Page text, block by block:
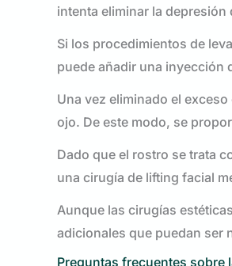
intenta eliminar la depresión
Si los procedimientos de
puede añadir una inyección
Una vez eliminado el
ojo. De este modo, se
Dado que el rostro se trata
una cirugía de lifting facial
Aunque las cirugías
adicionales que puedan ser
Preguntas frecuentes sobre